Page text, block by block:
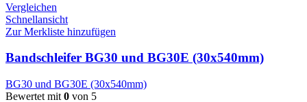
Vergleichen
Schnellansicht
Zur Merkliste hinzufügen
Bandschleifer BG30 und BG30E (30x540mm)
BG30 und BG30E (30x540mm)
Bewertet mit 0 von 5